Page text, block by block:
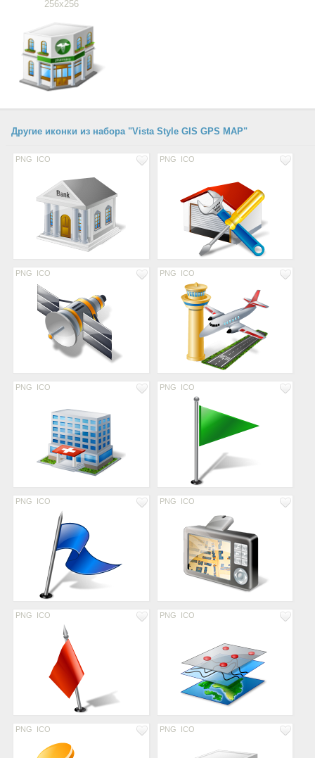
256x256
Другие иконки из набора "Vista Style GIS GPS MAP"
PNG ICO PNG ICO
PNG ICO PNG ICO
PNG ICO PNG ICO
PNG ICO PNG ICO
PNG ICO PNG ICO
PNG ICO PNG ICO